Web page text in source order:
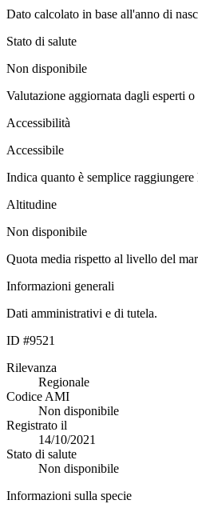
Dato calcolato in base all'anno di
Stato di salute
Non disponibile
Valutazione aggiornata dagli esperti
Accessibilità
Accessibile
Indica quanto è semplice
Altitudine
Non disponibile
Quota media rispetto al livello del
Informazioni generali
Dati amministrativi e di tutela.
ID #9521
Rilevanza
Regionale
Codice AMI
Non disponibile
Registrato il
14/10/2021
Stato di salute
Non disponibile
Informazioni sulla specie